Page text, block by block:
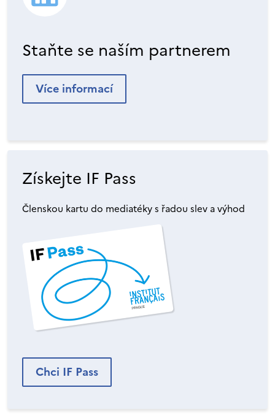
Staňte se naším partnerem
Více informací
Získejte IF Pass
Členskou kartu do mediatéky s řadou slev a výhod
Chci IF Pass